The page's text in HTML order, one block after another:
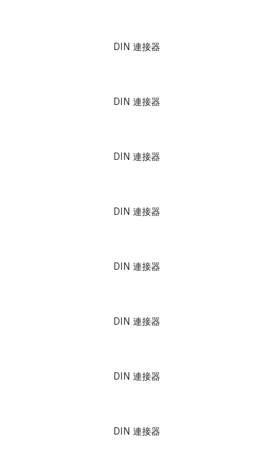
DIN 連接器
DIN 連接器
DIN 連接器
DIN 連接器
DIN 連接器
DIN 連接器
DIN 連接器
DIN 連接器